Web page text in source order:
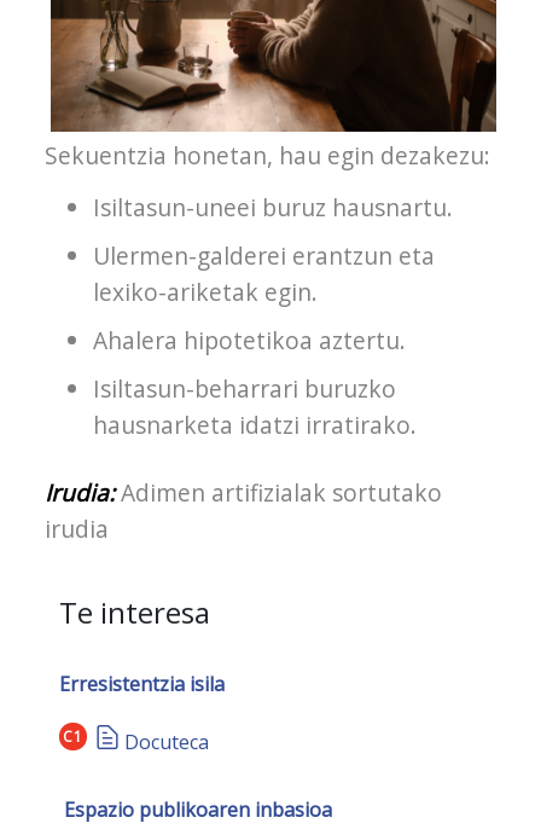
Sekuentzia honetan, hau egin dezakezu:
Isiltasun-uneei buruz hausnartu.
Ulermen-galderei erantzun eta
lexiko-ariketak egin.
Ahalera hipotetikoa aztertu.
Isiltasun-beharrari buruzko
hausnarketa idatzi irratirako.
Irudia:Adimen artifizialak sortutako
irudia
Te interesa
Erresistentzia isila
C1 Docuteca
Espazio publikoaren inbasioa